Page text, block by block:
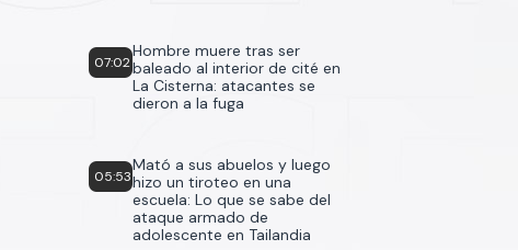
07:02
Hombre muere tras ser
baleado al interior de cité en
La Cisterna: atacantes se
dieron a la fuga
05:53
Mató a sus abuelos y luego
hizo un tiroteo en una
escuela: Lo que se sabe del
ataque armado de
adolescente en Tailandia